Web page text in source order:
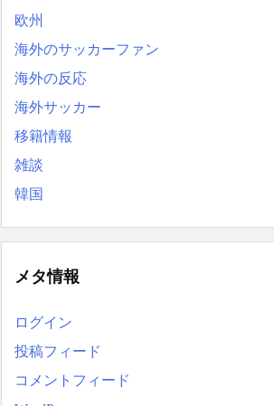
欧州
海外のサッカーファン
海外の反応
海外サッカー
移籍情報
雑談
韓国
メタ情報
ログイン
投稿フィード
コメントフィード